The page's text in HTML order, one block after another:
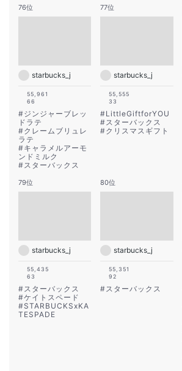
76位
starbucks_j
55,961
66
#ジンジャーブレッ
ドラテ
#クレームブリュレ
ラテ
#キャラメルアーモ
ンドミルク
#スターバックス
77位
starbucks_j
55,555
33
#LittleGiftforYOU
#スターバックス
#クリスマスギフト
79位
starbucks_j
55,435
63
#スターバックス
#ケイトスペード
#STARBUCKSxKA
TESPADE
80位
starbucks_j
55,351
92
#スターバックス